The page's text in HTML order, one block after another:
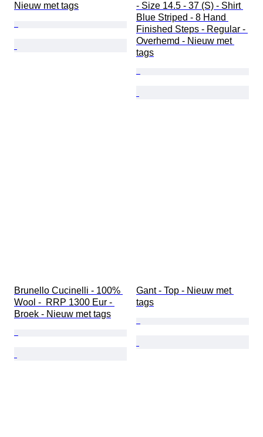
Nieuw met tags
- Size 14.5 - 37 (S) - Shirt
Blue Striped - 8 Hand
Finished Steps - Regular -
Overhemd - Nieuw met
tags
Brunello Cucinelli - 100%
Wool -  RRP 1300 Eur -
Broek - Nieuw met tags
Gant - Top - Nieuw met
tags